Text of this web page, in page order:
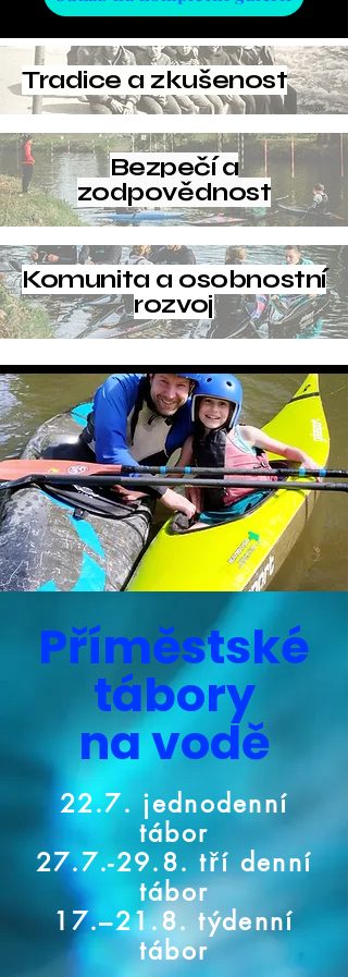
Tradice a zkušenost
Bezpečí a
zodpovědnost
Komunita a osobnostní
rozvoj
Příměstské
tábory
na vodě
22.7. jednodenní
tábor
27.7.-29.8. tří denní
tábor
17.–21.8. týdenní
tábor